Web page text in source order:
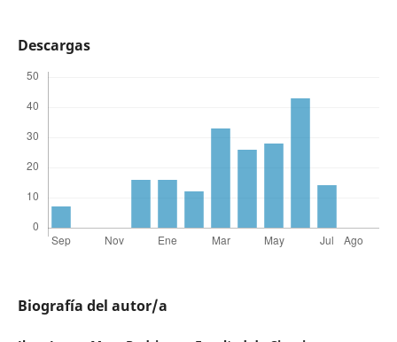
Descargas
Biografía del autor/a